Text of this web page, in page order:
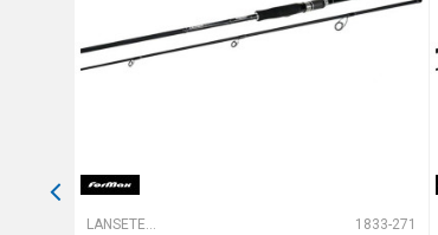
LANSETE SPINNING 1833-271